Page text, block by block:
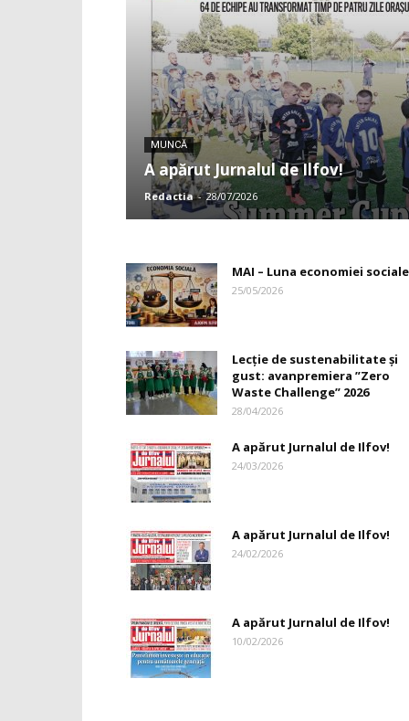
MUNCĂ
A apărut Jurnalul de Ilfov!
Redactia - 28/07/2026
MAI – Luna economiei sociale
25/05/2026
Lecție de sustenabilitate și
gust: avanpremiera ”Zero
Waste Challenge” 2026
28/04/2026
A apărut Jurnalul de Ilfov!
24/03/2026
A apărut Jurnalul de Ilfov!
24/02/2026
A apărut Jurnalul de Ilfov!
10/02/2026